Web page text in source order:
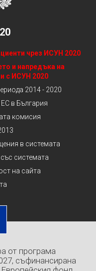
чрез ИСУН 2020
и напредъка на
с ИСУН 2020
2014 - 2020
в България
комисия
в системата
системата
на сайта
от програма
съфинансирана